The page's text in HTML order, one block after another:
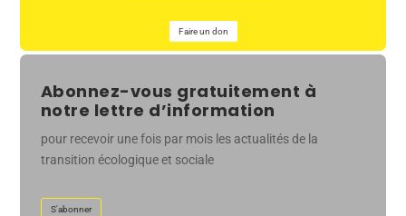
Faire un don
Abonnez-vous gratuitement à
notre lettre d’information
pour recevoir une fois par mois les actualités de la
transition écologique et sociale
S'abonner